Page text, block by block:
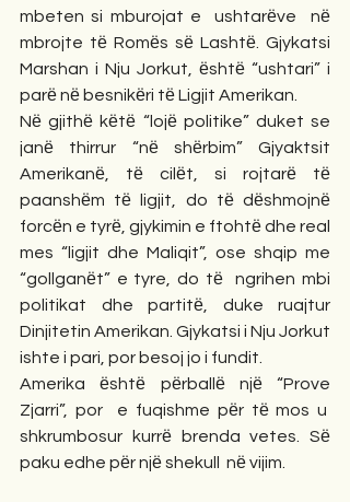
mbeten si mburojat e  ushtarёve  nё
mbrojte tё Romёs sё Lashtё. Gjykatsi
Marshan i Nju Jorkut, ёshtё “ushtari” i
parё nё besnikёri tё Ligjit Amerikan.
Nё gjithё kёtё “lojё politike” duket se
janё thirrur “nё shёrbim” Gjyaktsit
Amerikanё, tё cilёt, si rojtarё tё
paanshёm tё ligjit, do tё dёshmojnё
forcёn e tyrё, gjykimin e ftohtё dhe real
mes “ligjit dhe Maliqit”, ose shqip me
“gollganёt” e tyre, do tё  ngrihen mbi
politikat dhe partitё, duke ruajtur
Dinjitetin Amerikan. Gjykatsi i Nju Jorkut
ishte i pari, por besoj jo i fundit.
Amerika ёshtё pёrballё njё “Prove
Zjarri”, por  e fuqishme pёr tё mos u
shkrumbosur kurrё brenda vetes. Sё
paku edhe pёr njё shekull  nё vijim.